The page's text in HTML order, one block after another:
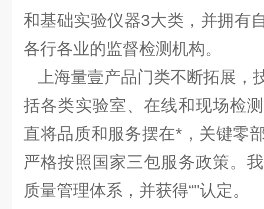
和基础实验仪器3大类，并拥有
各行各业的监督检测机构。
上海量壹产品门类不断拓展，
括各类实验室、在线和现场检
直将品质和服务摆在*，关键零
严格按照国家三包服务政策。
质量管理体系，并获得“"认定。